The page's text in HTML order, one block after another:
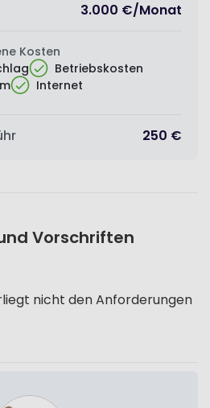
3.000 €/Monat
Kosten
Betriebskosten
Internet
250 €
Vorschriften
nicht den Anforderungen